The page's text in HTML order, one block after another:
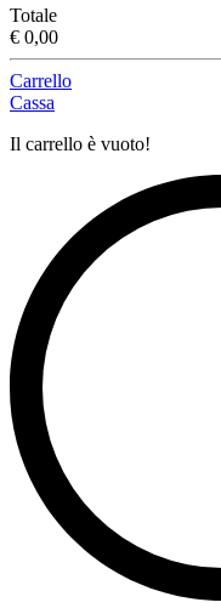
Totale
€ 0,00
Carrello
Cassa
Il carrello è vuoto!